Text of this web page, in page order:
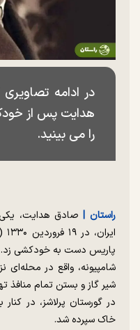
در ادامه
را می بینید.
راستان |صادق هدایت، یکی
پاریس دست به خودکشی زد.
شامپیونه، واقع در محله‌ای
شیر گاز و بستن تمام منافذ
در گورستان پرلاشز، در
خاک سپرده شد.